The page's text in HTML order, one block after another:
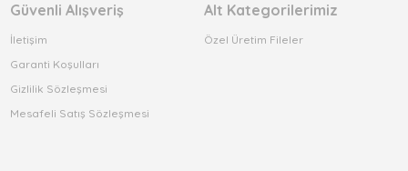
Güvenli Alışveriş
İletişim
Garanti Koşulları
Gizlilik Sözleşmesi
Mesafeli Satış Sözleşmesi
Alt Kategorilerimiz
Özel Üretim Fileler